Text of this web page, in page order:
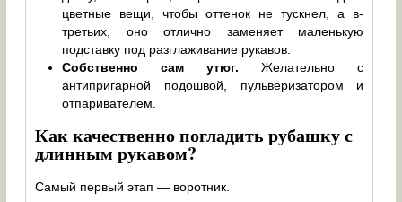
цветные вещи, чтобы оттенок не тускнел, а в-
третьих, оно отлично заменяет маленькую
подставку под разглаживание рукавов.
Собственно сам утюг. Желательно с
антипригарной подошвой, пульверизатором и
отпаривателем.
Как качественно погладить рубашку с
длинным рукавом?
Самый первый этап — воротник.